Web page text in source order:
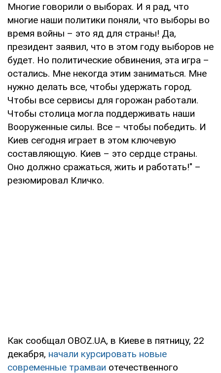
Многие говорили о выборах. И я рад, что
многие наши политики поняли, что выборы во
время войны – это яд для страны! Да,
президент заявил, что в этом году выборов не
будет. Но политические обвинения, эта игра –
остались. Мне некогда этим заниматься. Мне
нужно делать все, чтобы удержать город.
Чтобы все сервисы для горожан работали.
Чтобы столица могла поддерживать наши
Вооруженные силы. Все – чтобы победить. И
Киев сегодня играет в этом ключевую
составляющую. Киев – это сердце страны.
Оно должно сражаться, жить и работать!" –
резюмировал Кличко.
Как сообщал OBOZ.UA, в Киеве в пятницу, 22
декабря, начали курсировать новые
современные трамваи отечественного